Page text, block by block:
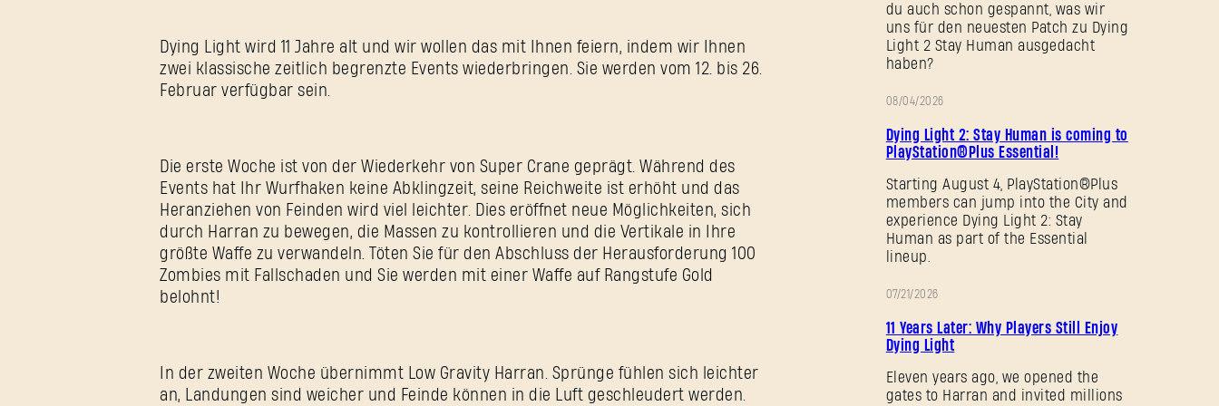
Dying Light wird 11 Jahre alt und wir wollen das mit Ihnen feiern, indem wir Ihnen
zwei klassische zeitlich begrenzte Events wiederbringen. Sie werden vom 12. bis 26.
Februar verfügbar sein.
Die erste Woche ist von der Wiederkehr von Super Crane geprägt. Während des
Events hat Ihr Wurfhaken keine Abklingzeit, seine Reichweite ist erhöht und das
Heranziehen von Feinden wird viel leichter. Dies eröffnet neue Möglichkeiten, sich
durch Harran zu bewegen, die Massen zu kontrollieren und die Vertikale in Ihre
größte Waffe zu verwandeln. Töten Sie für den Abschluss der Herausforderung 100
Zombies mit Fallschaden und Sie werden mit einer Waffe auf Rangstufe Gold
belohnt!
In der zweiten Woche übernimmt Low Gravity Harran. Sprünge fühlen sich leichter
an, Landungen sind weicher und Feinde können in die Luft geschleudert werden.
du auch schon gespannt, was wir
uns für den neuesten Patch zu Dying
Light 2 Stay Human ausgedacht
haben?
08/04/2026
Dying Light 2: Stay Human is coming to
PlayStation®Plus Essential!
Starting August 4, PlayStation®Plus
members can jump into the City and
experience Dying Light 2: Stay
Human as part of the Essential
lineup.
07/21/2026
11 Years Later: Why Players Still Enjoy
Dying Light
Eleven years ago, we opened the
gates to Harran and invited millions
Passwort
Caps